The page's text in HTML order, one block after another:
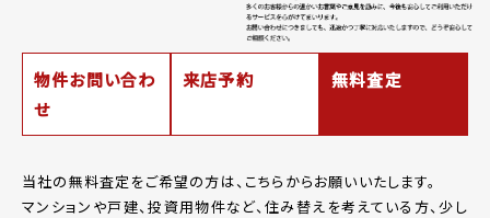
物件お問い合わ
せ
来店予約 無料査定
当社の無料査定をご希望の方は、こちらからお願いいたします。
マンションや戸建、投資用物件など、住み替えを考えている方、少し